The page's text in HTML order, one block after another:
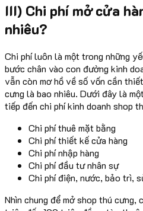
III) Chi phí mở cửa
nhiêu?
Chi phí luôn là một trong những
bước chân vào con đường kinh
vẫn còn mơ hồ về số vốn cần
cưng là bao nhiêu. Dưới đây là
tiếp đến chi phí kinh doanh shop
Chi phí thuê mặt bằng
Chi phí thiết kế cửa hàng
Chi phí nhập hàng
Chi phí đầu tư nhân sự
Chi phí điện, nước, bảo trì,
Nhìn chung để mở shop thú